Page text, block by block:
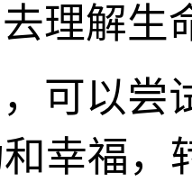
理解生
可以尝
幸福，